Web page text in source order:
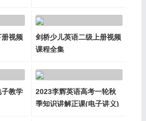
视频
剑桥少儿英语二级上册视频
课程全集
教学
2023李辉英语高考一轮秋
季知识讲解正课(电子讲义)